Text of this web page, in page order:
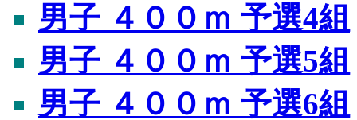
男子 ４００ｍ 予選4組
男子 ４００ｍ 予選5組
男子 ４００ｍ 予選6組